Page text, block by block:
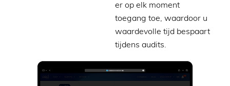
er op elk moment
toegang toe, waardoor u
waardevolle tijd bespaart
tijdens audits.